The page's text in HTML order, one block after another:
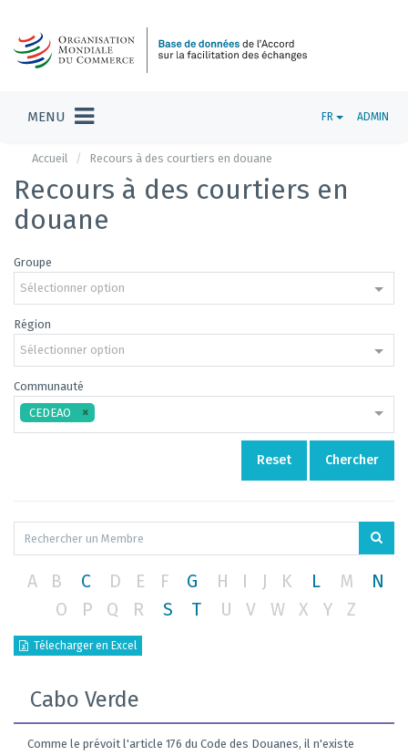
MENU FR ADMIN
Accueil Recours à des courtiers en douane
Recours à des courtiers en
douane
Groupe
Sélectionner option
Région
Sélectionner option
Communauté
CEDEAO
Reset Chercher
A B C D E F G H I J K L M
N
O
P Q R S T U V W X Y Z
Télecharger en Excel
Cabo Verde
Comme le prévoit l'article 176 du Code des Douanes, il n'existe